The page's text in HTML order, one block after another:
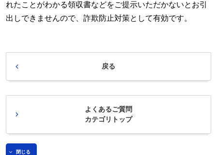
れたことがわかる領収書などをご提示いただかないとお引
出しできませんので、詐欺防止対策として有効です。
戻る
よくあるご質問
カテゴリトップ
閉じる